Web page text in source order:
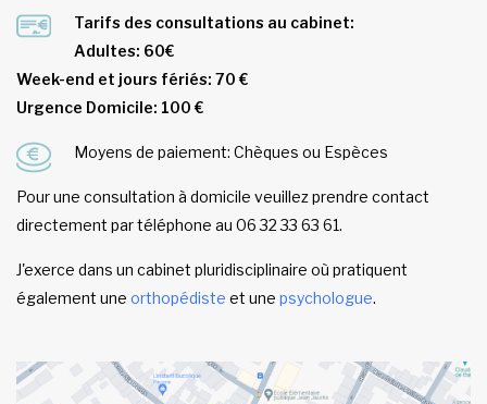
Tarifs des consultations au cabinet:
Adultes: 60€
Week-end et jours fériés: 70 €
Urgence Domicile: 100 €
Moyens de paiement: Chèques ou Espèces
Pour une consultation à domicile veuillez prendre contact
directement par téléphone au 06 32 33 63 61.
J'exerce dans un cabinet pluridisciplinaire où pratiquent
également une orthopédiste et une psychologue.